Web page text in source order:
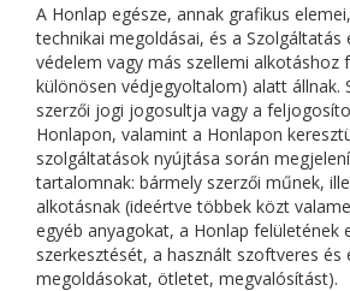
A Honlap egésze, annak grafikus
technikai megoldásai, és a Szolgáltatás
védelem vagy más szellemi alkotáshoz
különösen védjegyoltalom) alatt állnak.
szerzői jogi jogosultja vagy a
Honlapon, valamint a Honlapon
szolgáltatások nyújtása során
tartalomnak: bármely szerzői műnek,
alkotásnak (ideértve többek közt
egyéb anyagokat, a Honlap felületének
szerkesztését, a használt szoftveres és
megoldásokat, ötletet, megvalósítást).